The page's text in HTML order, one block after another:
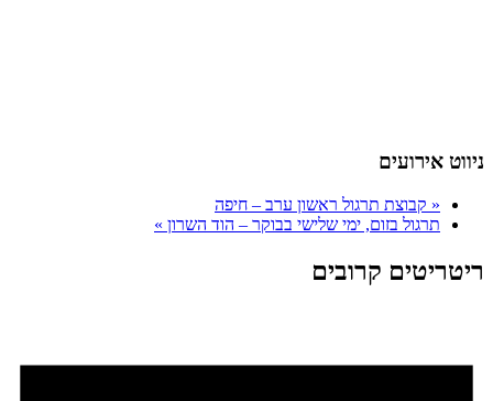
ניווט אירועים
« קבוצת תרגול ראשון ערב – חיפה
תרגול בזום, ימי שלישי בבוקר – הוד השרון »
ריטריטים קרובים